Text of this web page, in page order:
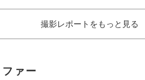
撮影レポートをもっと見る
ァー